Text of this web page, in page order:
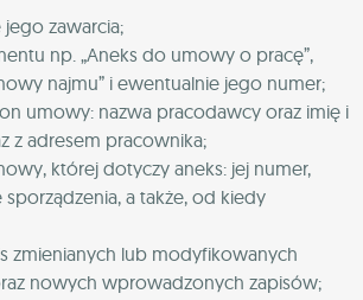
zawarcia;
np. „Aneks do umowy o pracę”,
najmu” i ewentualnie jego numer;
umowy: nazwa pracodawcy oraz imię i
z adresem pracownika;
której dotyczy aneks: jej numer,
sporządzenia, a także, od kiedy
zmienianych lub modyfikowanych
nowych wprowadzonych zapisów;